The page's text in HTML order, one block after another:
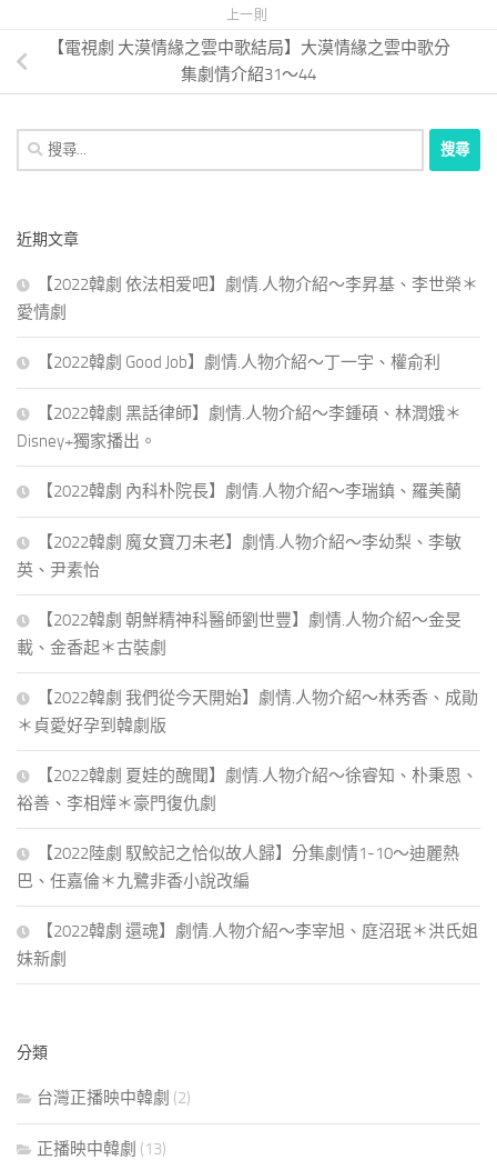
上一則
【電視劇 大漠情緣之雲中歌結局】大漠情緣之雲中歌分
集劇情介紹31～44
搜
尋
字:
近期文章
【2022韓劇 依法相爱吧】劇情.人物介紹～李昇基、李世榮＊
愛情劇
【2022韓劇 Good Job】劇情.人物介紹～丁一宇、權俞利
【2022韓劇 黑話律師】劇情.人物介紹～李鍾碩、林潤娥＊
Disney+獨家播出。
【2022韓劇 內科朴院長】劇情.人物介紹～李瑞鎮、羅美蘭
【2022韓劇 魔女寶刀未老】劇情.人物介紹～李幼梨、李敏
英、尹素怡
【2022韓劇 朝鮮精神科醫師劉世豐】劇情.人物介紹～金旻
載、金香起＊古裝劇
【2022韓劇 我們從今天開始】劇情.人物介紹～林秀香、成勛
＊貞愛好孕到韓劇版
【2022韓劇 夏娃的醜聞】劇情.人物介紹～徐睿知、朴秉恩、
裕善、李相燁＊豪門復仇劇
【2022陸劇 馭鮫記之恰似故人歸】分集劇情1-10～迪麗熱
巴、任嘉倫＊九鷺非香小說改編
【2022韓劇 還魂】劇情.人物介紹～李宰旭、庭沼珉＊洪氏姐
妹新劇
分類
台灣正播映中韓劇 (2)
正播映中韓劇 (13)